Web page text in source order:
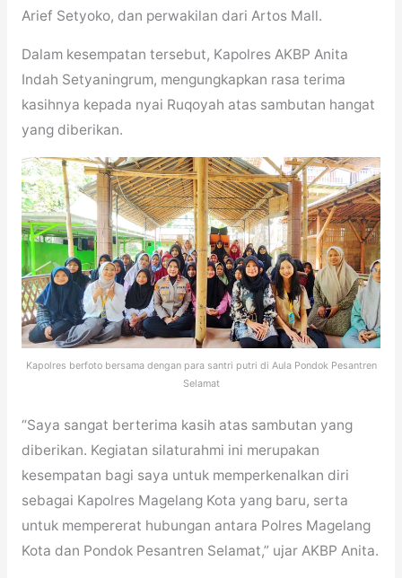
Arief Setyoko, dan perwakilan dari Artos Mall.
Dalam kesempatan tersebut, Kapolres AKBP Anita
Indah Setyaningrum, mengungkapkan rasa terima
kasihnya kepada nyai Ruqoyah atas sambutan hangat
yang diberikan.
Kapolres berfoto bersama dengan para santri putri di Aula Pondok Pesantren
Selamat
“Saya sangat berterima kasih atas sambutan yang
diberikan. Kegiatan silaturahmi ini merupakan
kesempatan bagi saya untuk memperkenalkan diri
sebagai Kapolres Magelang Kota yang baru, serta
untuk mempererat hubungan antara Polres Magelang
Kota dan Pondok Pesantren Selamat,” ujar AKBP Anita.